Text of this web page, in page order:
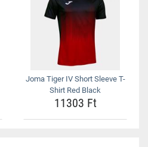
Joma Tiger IV Short Sleeve T-
Shirt Red Black
11303 Ft